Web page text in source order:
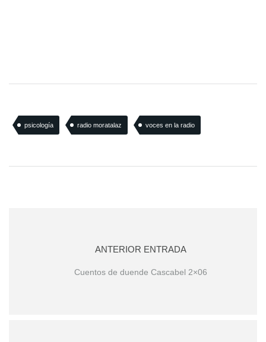
psicología radio moratalaz voces en la radio
ANTERIOR ENTRADA
Cuentos de duende Cascabel 2×06